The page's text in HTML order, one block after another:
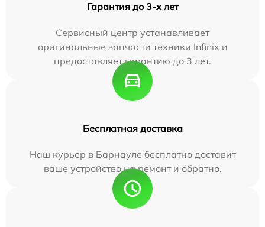
Гарантия до 3-х лет
Сервисный центр устанавливает
оригинальные запчасти техники Infinix и
предоставляет гарантию до 3 лет.
Бесплатная доставка
Наш курьер в Барнауле бесплатно доставит
ваше устройство на ремонт и обратно.